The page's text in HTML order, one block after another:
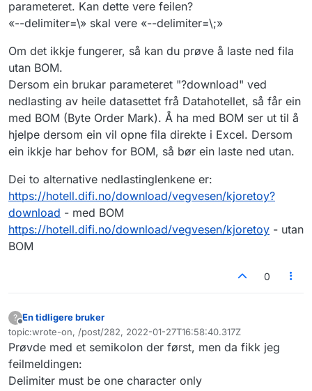
parameteret. Kan dette vere feilen?
«--delimiter=\» skal vere «--delimiter=\;»
Om det ikkje fungerer, så kan du prøve å laste ned fila
utan BOM.
Dersom ein brukar parameteret "?download" ved
nedlasting av heile datasettet frå Datahotellet, så får ein
med BOM (Byte Order Mark). Å ha med BOM ser ut til å
hjelpe dersom ein vil opne fila direkte i Excel. Dersom
ein ikkje har behov for BOM, så bør ein laste ned utan.
Dei to alternative nedlastinglenkene er:
https://hotell.difi.no/download/vegvesen/kjoretoy?
download - med BOM
https://hotell.difi.no/download/vegvesen/kjoretoy - utan
BOM
0
?
Frakoblet
En tidligere bruker
topic:wrote-on, /post/282, 2022-01-27T16:58:40.317Z
Sist endret av
Prøvde med et semikolon der først, men da fikk jeg
feilmeldingen:
Delimiter must be one character only